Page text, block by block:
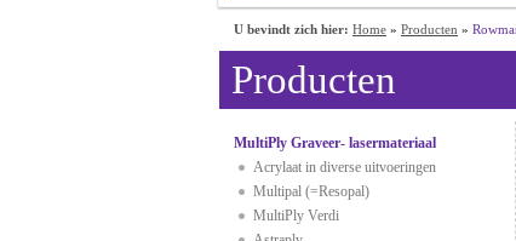
U bevindt zich hier: Home » Producten »
Producten
MultiPly Graveer- lasermateriaal
Acrylaat in diverse uitvoeringen
Multipal (=Resopal)
MultiPly Verdi